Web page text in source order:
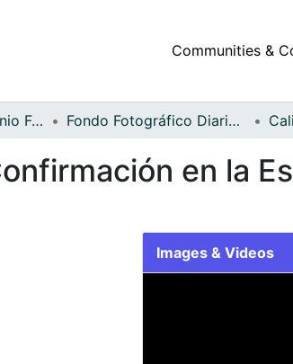
Communities &
Archivo del Patrimonio Fotográfico y Fílmico del Valle del Cauca Fondo Fotográfico Diario Occidente Cali
en la
Images & Videos